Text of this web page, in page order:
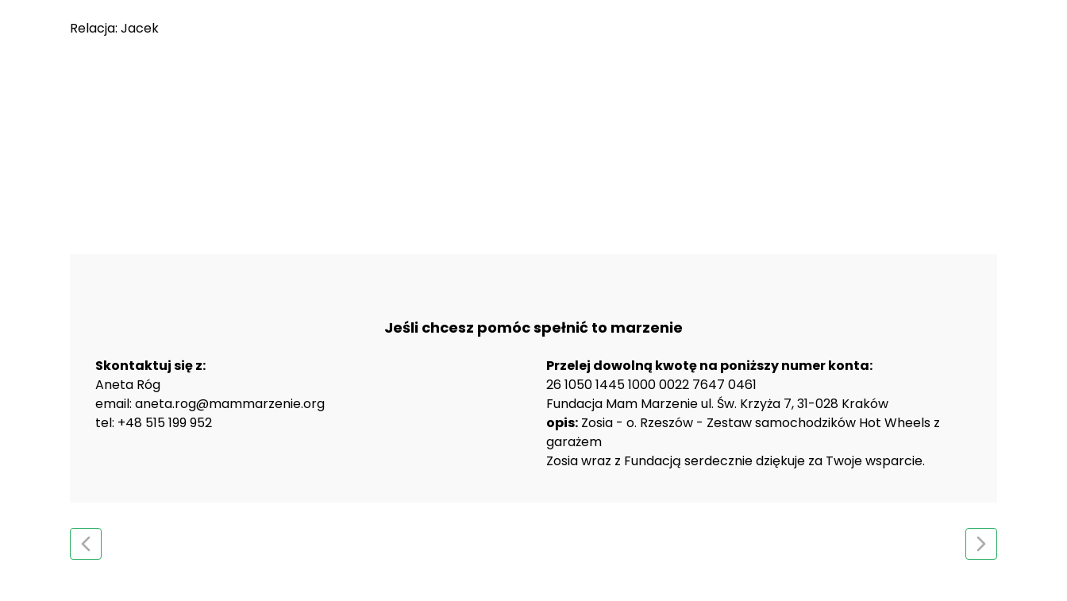
Relacja: Jacek
Jeśli chcesz pomóc spełnić to marzenie
Skontaktuj się z:
Aneta Róg
email: aneta.rog@mammarzenie.org
tel: +48 515 199 952
Przelej dowolną kwotę na poniższy numer konta:
26 1050 1445 1000 0022 7647 0461
Fundacja Mam Marzenie ul. Św. Krzyża 7, 31-028 Kraków
opis: Zosia - o. Rzeszów - Zestaw samochodzików Hot Wheels z
garażem
Zosia wraz z Fundacją serdecznie dziękuje za Twoje wsparcie.